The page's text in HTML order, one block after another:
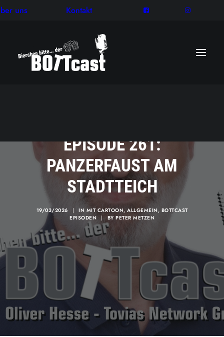
uns Kontakt
EPISODE 261:
PANZERFAUST AM
STADTTEICH
19/03/2026 | IN MIT CARTOON, ALLGEMEIN, BOTTCAST
EPISODEN
| BY PETER METZEN